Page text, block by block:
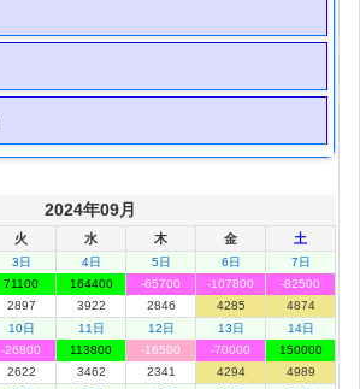
2024年09月
火 水 木 金 土
3日
71100
2897
4日
164400
3922
5日
-65700
2846
6日
-107800
4285
7日
-82500
4874
10日
-26800
2622
11日
113800
3462
12日
-16500
2341
13日
-70000
4294
14日
150000
4989